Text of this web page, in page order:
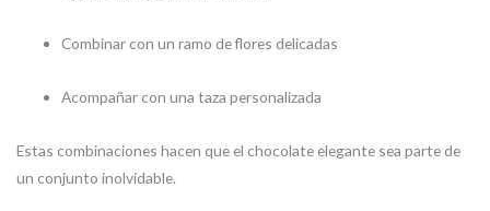
Combinar con un ramo de flores delicadas
Acompañar con una taza personalizada
Estas combinaciones hacen que el chocolate elegante sea parte de
un conjunto inolvidable.